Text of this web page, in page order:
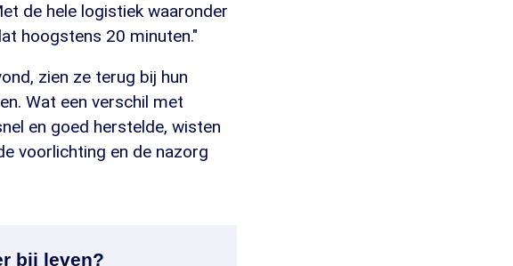
de hele logistiek waaronder
hoogstens 20 minuten."
zien ze terug bij hun
Wat een verschil met
en goed herstelde, wisten
voorlichting en de nazorg
bij leven?